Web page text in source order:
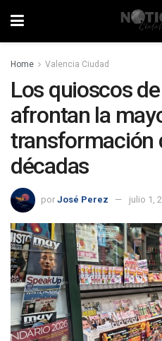
Home Valencia Ciudad
Los quioscos
afrontan la
transformación
décadas
por José Perez julio 1,